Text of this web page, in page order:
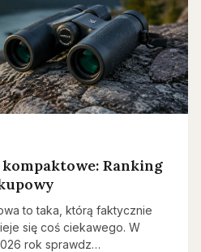
Ranking
to taka, którą faktycznie
się coś ciekawego. W
rok sprawdz…